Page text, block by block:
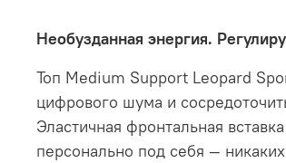
Необузданная энергия.
Топ Medium Support Leopard
цифрового шума и
Эластичная фронтальная
персонально под себя —